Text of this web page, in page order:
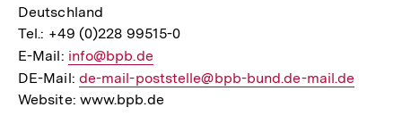
Deutschland
Tel.: +49 (0)228 99515-0
E-Mail: E-
Mail
Link:
info@bpb.de
DE-Mail: E-
Mail
de-mail-poststelle@bpb-bund.de-mail.de
Website: www.bpb.de